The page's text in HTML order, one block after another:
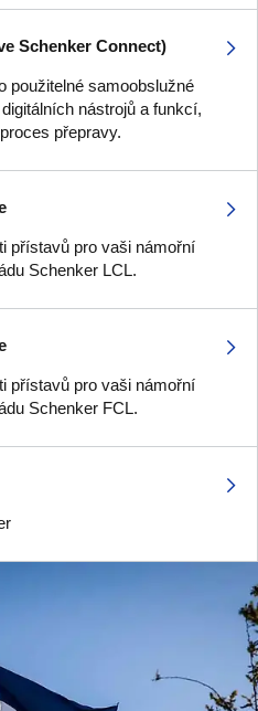
Schenker Connect)
použitelné samoobslužné
nástrojů a funkcí,
přepravy.
přístavů pro vaši námořní
Schenker LCL.
přístavů pro vaši námořní
Schenker FCL.